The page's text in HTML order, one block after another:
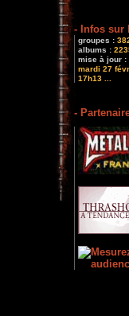
- Infos sur
groupes :
albums :
mise à jour :
mardi 27
17h13 ...
-